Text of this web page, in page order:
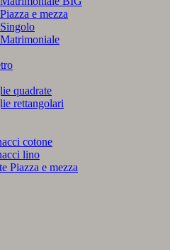
Piazza e mezza
Singolo
Matrimoniale
quadrate
rettangolari
cotone
lino
Piazza e mezza